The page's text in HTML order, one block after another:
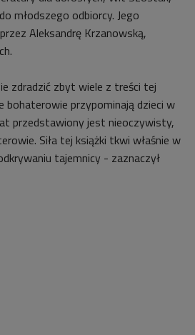
młodszego odbiorcy. Jego
Aleksandrę Krzanowską,
zdradzić zbyt wiele z treści tej
bohaterowie przypominają dzieci w
przedstawiony jest nieoczywisty,
Siła tej książki tkwi właśnie w
tajemnicy - zaznaczył